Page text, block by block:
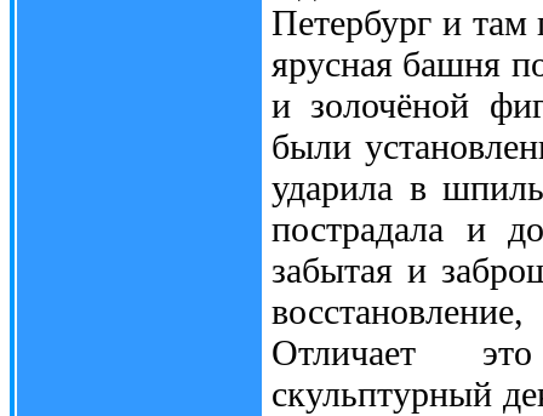
Петербург и там
ярусная башня
и золочёной
были
ударила в
пострадала и
забытая и
Отличает
скульптурный